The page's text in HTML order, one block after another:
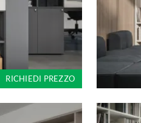
RICHIEDI PREZZO